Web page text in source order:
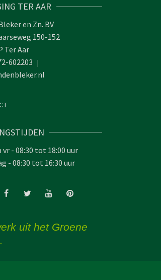
TER AAR
en Zn. BV
150-152
Ter Aar
602203 |
- 08:30 tot 18:00 uur
- 08:30 tot 16:30 uur
uit het Groene